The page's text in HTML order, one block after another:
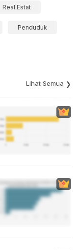
Real Estat
Penduduk
Lihat Semua